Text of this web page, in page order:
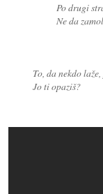
Po drugi
Ne da
To, da nekdo
Jo ti opaziš?